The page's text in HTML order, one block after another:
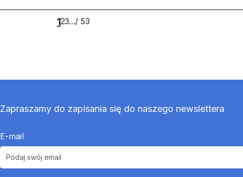
123…/ 53
53
Zapraszamy do zapisania się do naszego newslettera
E-mail